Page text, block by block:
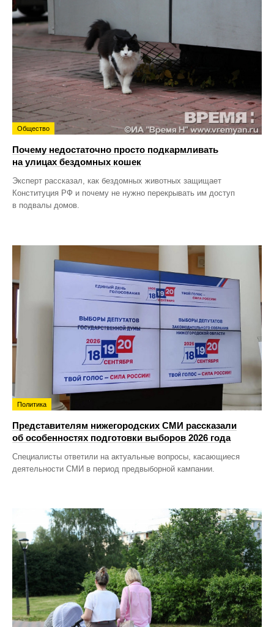
Общество
Почему недостаточно просто подкармливать
на улицах бездомных кошек
Эксперт рассказал, как бездомных животных защищает
Конституция РФ и почему не нужно перекрывать им доступ
в подвалы домов.
Политика
Представителям нижегородских СМИ рассказали
об особенностях подготовки выборов 2026 года
Специалисты ответили на актуальные вопросы, касающиеся
деятельности СМИ в период предвыборной кампании.